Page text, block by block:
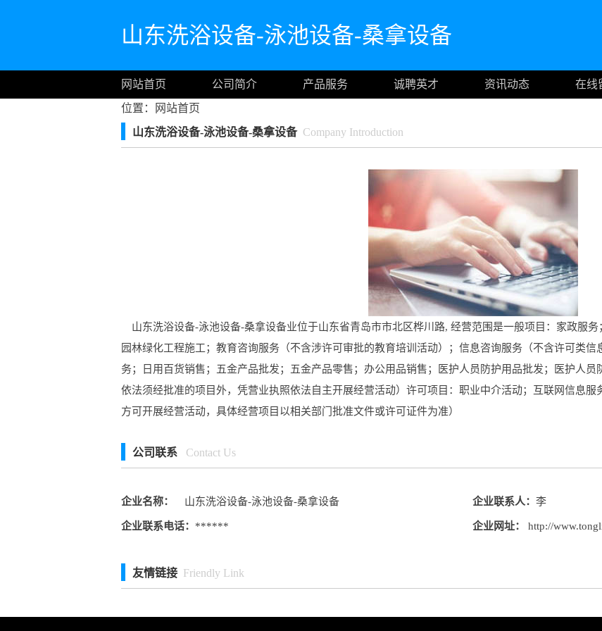
山东洗浴设备-泳池设备-桑拿设备
网站首页 公司简介 产品服务 诚聘英才 资讯动态 在线
位置：
网站首页
山东洗浴设备-泳池设备-桑拿设备Company Introduction
山东洗浴设备-泳池设备-桑拿设备业位于山东省青岛市市北区桦川路, 经营范围是一般项目：家政服务
园林绿化工程施工；教育咨询服务（不含涉许可审批的教育培训活动）；信息咨询服务（不含许可类
务；日用百货销售；五金产品批发；五金产品零售；办公用品销售；医护人员防护用品批发；医护人
依法须经批准的项目外，凭营业执照依法自主开展经营活动）许可项目：职业中介活动；互联网信息
方可开展经营活动，具体经营项目以相关部门批准文件或许可证件为准）
公司联系 Contact Us
企业名称： 山东洗浴设备-泳池设备-桑拿设备 企业联系人： 李
企业联系电话： ****** 企业网址： http://
友情链接 Friendly Link